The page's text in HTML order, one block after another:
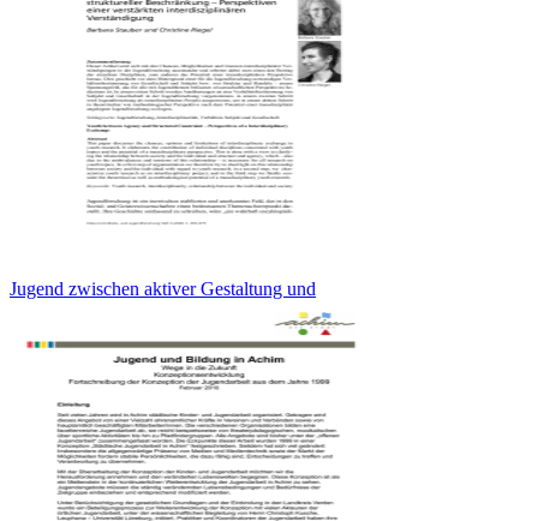
Jugend zwischen aktiver Gestaltung und